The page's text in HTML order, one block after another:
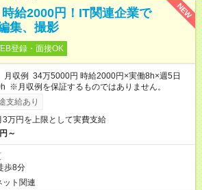
NEW
時給2000円！IT関連企業で
集、撮影
登録・面接OK
収例 34万5000円 時給2000円×実働8h×週5日
※月収例を保証するものではありません。
支給あり
3万円を上限として実費支給
～
歩8分
ット関連